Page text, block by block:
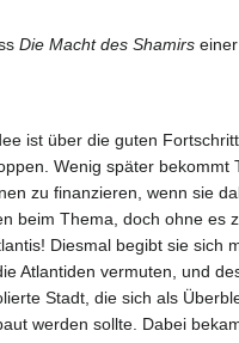
Die Macht des Shamirs
ist über die guten
Wenig später bekommt
zu finanzieren, wenn sie
beim Thema, doch ohne es
Diesmal begibt sie sich
Atlantiden vermuten, und
Stadt, die sich als
werden sollte. Dabei